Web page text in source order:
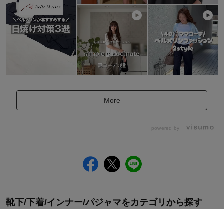
More
powered by
靴下/下着/インナー/パジャマをカテゴリから探す